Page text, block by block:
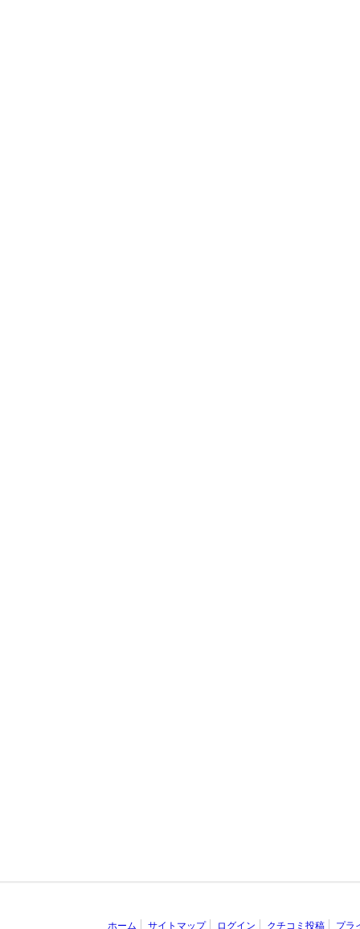
ホーム サイトマップ ログイン クチコミ投稿 プラ